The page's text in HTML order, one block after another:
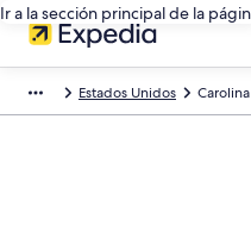
Ir a la sección principal de la
Estados Unidos